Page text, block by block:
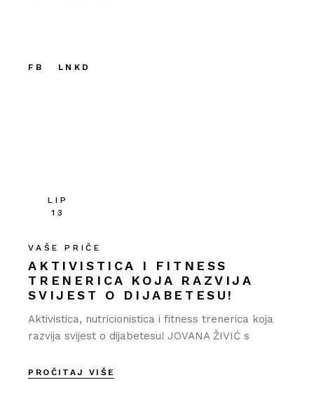
FB LNKD
LIP
13
VAŠE PRIČE
AKTIVISTICA I FITNESS
TRENERICA KOJA RAZVIJA
SVIJEST O DIJABETESU!
Aktivistica, nutricionistica i fitness trenerica koja
razvija svijest o dijabetesu! JOVANA ŽIVIĆ s
PROČITAJ VIŠE